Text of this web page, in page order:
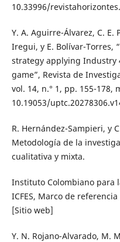
10.33996/
Y. A. Aguirre-Álvarez, C. E.
Iregui, y E. Bolívar-Torres,
strategy applying Industry
game”, Revista de
vol. 14, n.° 1, pp. 155-178,
10.19053/
R. Hernández-Sampieri, y
Metodología de la
cualitativa y mixta.
Instituto Colombiano para
ICFES, Marco de
[Sitio web]
Y. N. Rojano-Alvarado, M.